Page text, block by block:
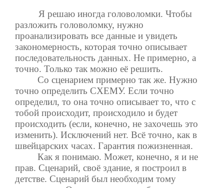
Я решаю иногда головоломки. Чтобы
разложить головоломку, нужно
проанализировать все данные и увидеть
закономерность, которая точно описывает
последовательность данных. Не примерно, а
точно. Только так можно её решить.
Со сценарием примерно так же. Нужно
точно определить СХЕМУ. Если точно
определил, то она точно описывает то, что с
тобой происходит, происходило и будет
происходить (если, конечно, не захочешь это
изменить). Исключений нет. Всё точно, как в
швейцарских часах. Гарантия пожизненная.
Как я понимаю. Может, конечно, я и не
прав. Сценарий, своё здание, я построил в
детстве. Сценарий был необходим тому